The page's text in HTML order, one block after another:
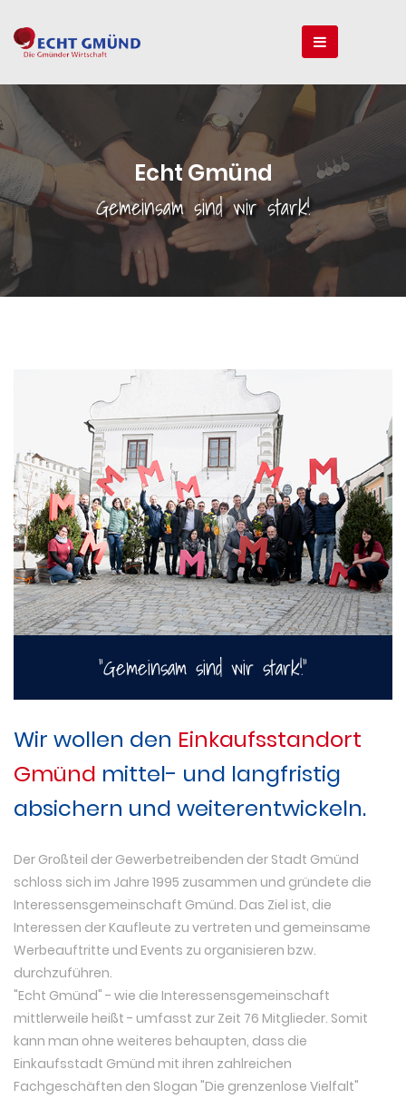
Echt Gmünd
Gemeinsam sind wir stark!
"Gemeinsam sind wir stark!"
Wir wollen den Einkaufsstandort
Gmünd mittel- und langfristig
absichern und weiterentwickeln.
Der Großteil der Gewerbetreibenden der Stadt Gmünd
schloss sich im Jahre 1995 zusammen und gründete die
Interessensgemeinschaft Gmünd. Das Ziel ist, die
Interessen der Kaufleute zu vertreten und gemeinsame
Werbeauftritte und Events zu organisieren bzw.
durchzuführen.
"Echt Gmünd" - wie die Interessensgemeinschaft
mittlerweile heißt - umfasst zur Zeit 76 Mitglieder. Somit
kann man ohne weiteres behaupten, dass die
Einkaufsstadt Gmünd mit ihren zahlreichen
Fachgeschäften den Slogan "Die grenzenlose Vielfalt"